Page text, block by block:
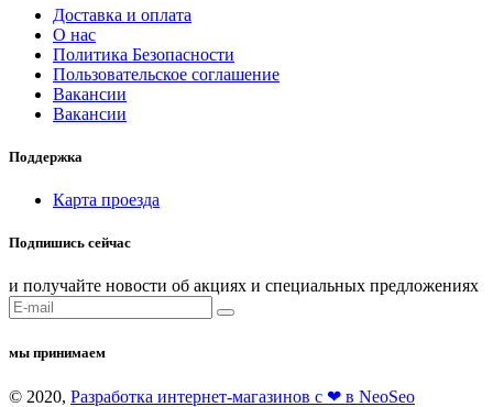
Доставка и оплата
О нас
Политика Безопасности
Пользовательское соглашение
Вакансии
Вакансии
Поддержка
Карта проезда
Подпишись сейчас
и получайте новости об акциях и специальных предложениях
мы принимаем
© 2020, Разработка интернет-магазинов с ❤ в NeoSeo